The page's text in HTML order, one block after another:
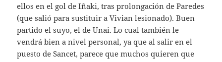
ellos en el gol de Iñaki, tras prolongación de Paredes
(que salió para sustituir a Vivian lesionado). Buen
partido el suyo, el de Unai. Lo cual también le
vendrá bien a nivel personal, ya que al salir en el
puesto de Sancet, parece que muchos quieren que